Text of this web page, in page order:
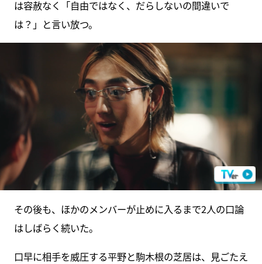
は容赦なく「自由ではなく、だらしないの間違いで
は？」と言い放つ。
その後も、ほかのメンバーが止めに入るまで2人の口論
はしばらく続いた。
口早に相手を威圧する平野と駒木根の芝居は、見ごたえ